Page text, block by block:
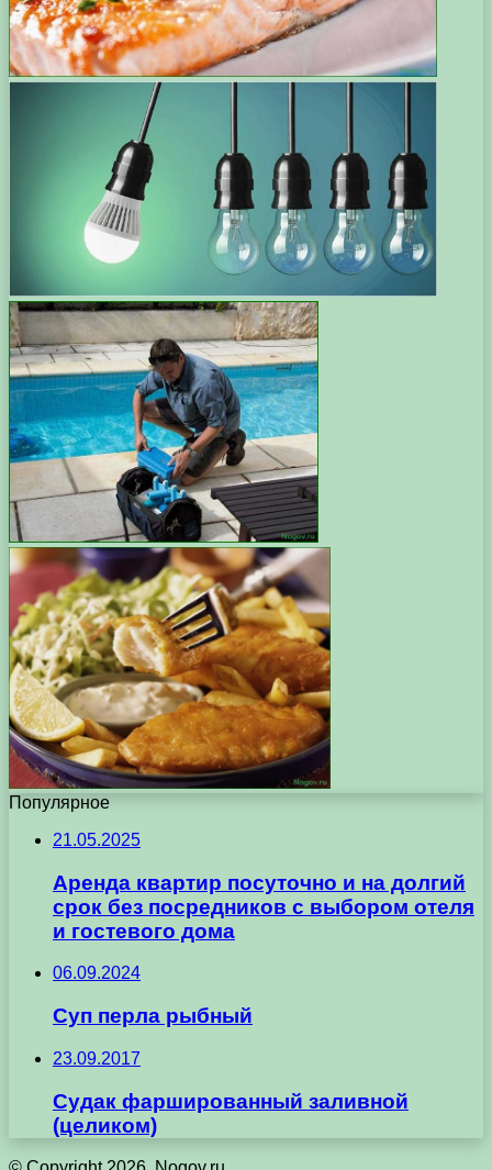
Популярное
21.05.2025
Аренда квартир посуточно и на долгий
срок без посредников с выбором отеля
и гостевого дома
06.09.2024
Суп перла рыбный
23.09.2017
Судак фаршированный заливной
(целиком)